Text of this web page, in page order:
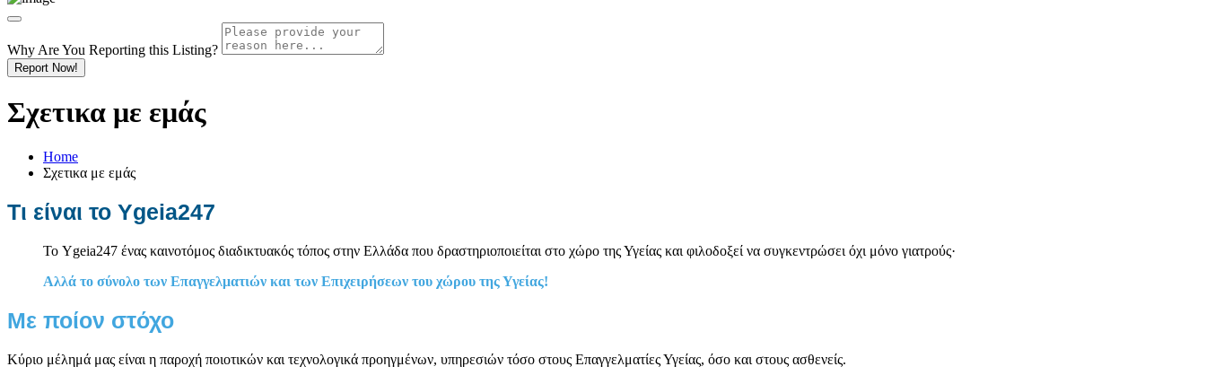
Why Are You Reporting this Listing?
Report Now!
Σχετικα με εμάς
Home
Σχετικα με εμάς
Τι είναι το Ygeia247
Το Ygeia247 ένας καινοτόμος διαδικτυακός τόπος στην Ελλάδα που δραστηριοποιείται στο χώρο της Υγείας και φιλοδοξεί να συγκεντρώσει όχι μόνο γιατρούς·
Αλλά το σύνολο των Επαγγελματιών και των Επιχειρήσεων του χώρου της Υγείας!
Με ποίον στόχο
Κύριο μέλημά μας είναι η παροχή ποιοτικών και τεχνολογικά προηγμένων, υπηρεσιών τόσο στους Επαγγελματίες Υγείας, όσο και στους ασθενείς.